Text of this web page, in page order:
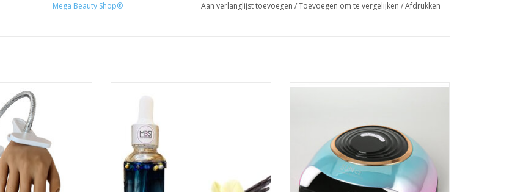
Mega Beauty Shop® Aan verlanglijst toevoegen /Toevoegen om te vergelijken /Afdrukken
tips
nailtrainer #4
in nagelproducten
incl. BTW
WINKELWAGEN
Nailart Flakes
UV / LED lamp 288 watt LUXE (muiti color)
Voor professioneel gebruik met een hoge
kwaliteit.
Prijzen zijn incl. BTW